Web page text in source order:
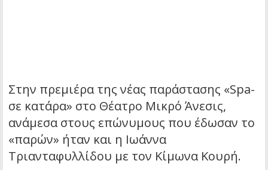
Στην πρεμιέρα της νέας παράστασης «Spa-
σε κατάρα» στο Θέατρο Μικρό Άνεσις,
ανάμεσα στους επώνυμους που έδωσαν το
«παρών» ήταν και η Ιωάννα
Τριανταφυλλίδου με τον Κίμωνα Κουρή.